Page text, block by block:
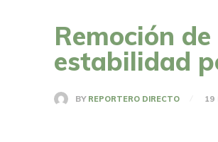
Remoción
estabilidad
BY REPORTERO DIRECTO 19